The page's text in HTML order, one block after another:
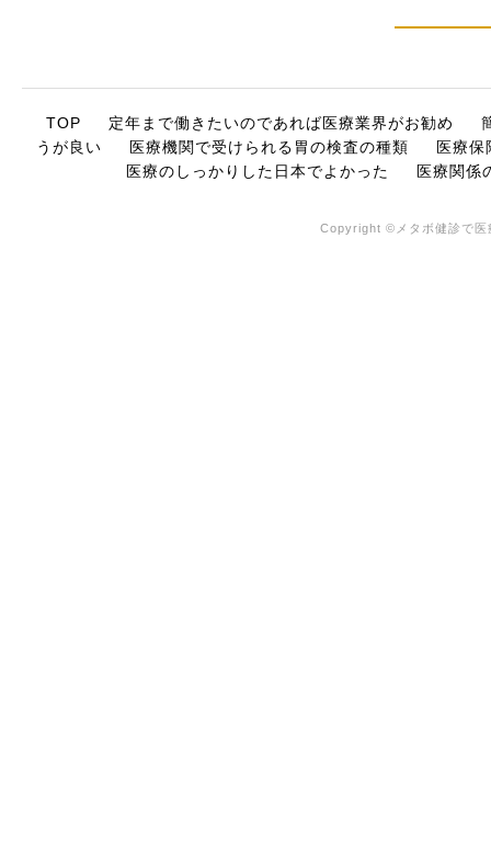
TOP 定年まで働きたいのであれば医療業界がお勧め
うが良い
医療機関で受けられる胃の検査の種類
医療保
医療のしっかりした日本でよかった
医療関係
Copyright ©メタボ健診で